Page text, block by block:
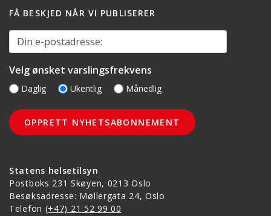
Statens helsetilsyn
Postboks 231 Skøyen, 0213 Oslo
Besøksadresse: Møllergata 24, Oslo
Telefon (+47) 21 52 99 00
FÅ BESKJED NÅR VI PUBLISERER
Din e-postadresse:
Velg ønsket varslingsfrekvens
Daglig Ukentlig Månedlig